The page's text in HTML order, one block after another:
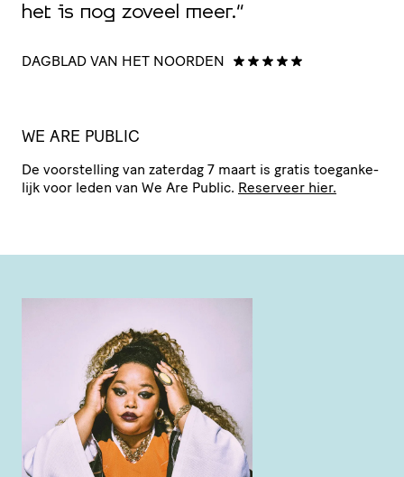
het is nog zoveel meer.”
DAGBLAD VAN HET NOORDEN
WE ARE PUBLIC
De voor­stel­ling van zaterdag 7 maart is gratis toegan­ke­
lijk voor leden van We Are Public. Reserveer hier.